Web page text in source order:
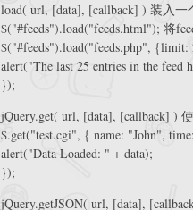
load( url, [data], [callback] ) 装入
$("#feeds").load("feeds.html"); 将
$("#feeds").load("feeds.php",
alert("The last 25 entries in the feed
});
jQuery.get( url, [data], [callback] )
$.get("test.cgi", { name: "John",
alert("Data Loaded: " + data);
});
jQuery.getJSON( url, [data],